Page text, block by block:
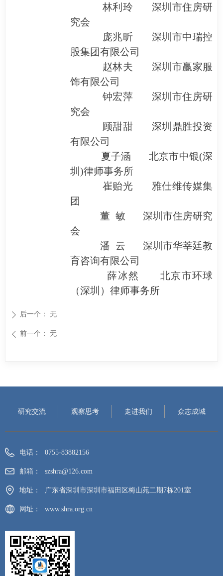
林利玲 深圳市住房研
究会
庞兆昕 深圳市中瑞控
股集团有限公司
赵林夫 深圳市赢家服
饰有限公司
钟宏萍 深圳市住房研
究会
顾甜甜 深圳鼎胜投资
有限公司
夏子涵 北京市中银(深
圳)律师事务所
崔贻光 雅仕维传媒集
团
董 敏 深圳市住房研究
会
潘 云 深圳市华莘廷教
育咨询有限公司
薛冰然 北京市环球
（深圳）律师事务所
ꄴ 前一个： 无
ꄲ 后一个： 无
研究交流 观察思考 走进我们 众志成城
电话： 0755-83882156
邮箱： szshra@126.com
地址： 广东省深圳市深圳市福田区梅山苑二期7栋201室
网址： www.shra.org.cn